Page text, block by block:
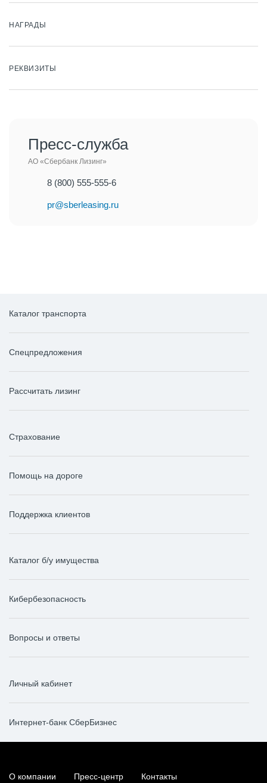
НАГРАДЫ
РЕКВИЗИТЫ
Пресс-служба
АО «Сбербанк Лизинг»
8 (800) 555-555-6
pr@sberleasing.ru
Каталог транспорта
Спецпредложения
Рассчитать лизинг
Страхование
Помощь на дороге
Поддержка клиентов
Каталог б/у имущества
Кибербезопасность
Вопросы и ответы
Личный кабинет
Интернет-банк СберБизнес
О компании Пресс-центр
Контакты